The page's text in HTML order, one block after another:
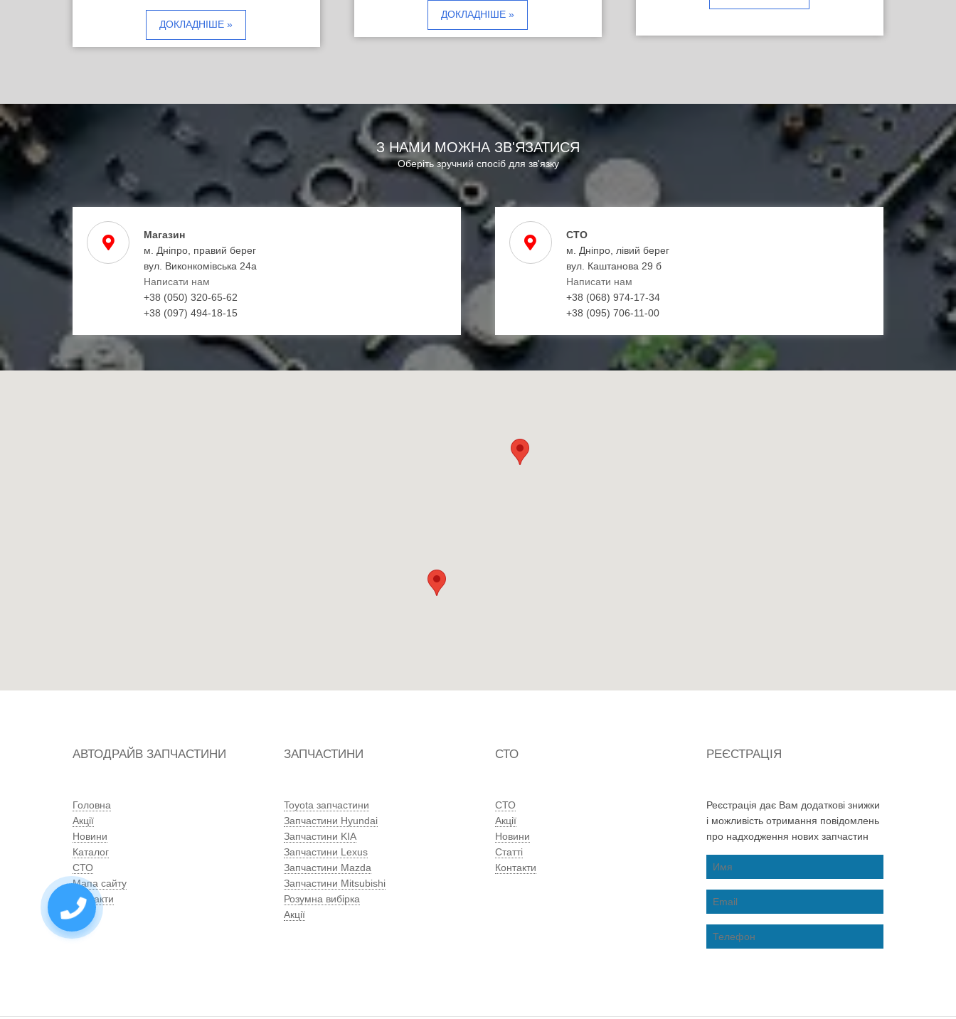
ДОКЛАДНІШЕ »
ДОКЛАДНІШЕ »
З НАМИ МОЖНА ЗВ'ЯЗАТИСЯ
Оберіть зручний спосіб для зв'язку
Магазин
м. Дніпро, правий берег
вул. Виконкомівська 24а
Написати нам
+38 (050) 320-65-62
+38 (097) 494-18-15
СТО
м. Дніпро, лівий берег
вул. Каштанова 29 б
Написати нам
+38 (068) 974-17-34
+38 (095) 706-11-00
АВТОДРАЙВ ЗАПЧАСТИНИ
Головна
Акції
Новини
Каталог
СТО
Мапа сайту
Контакти
ЗАПЧАСТИНИ
Toyota запчастини
Запчастини Hyundai
Запчастини KIA
Запчастини Lexus
Запчастини Mazda
Запчастини Mitsubishi
Розумна вибірка
Акції
СТО
СТО
Акції
Новини
Статті
Контакти
РЕЄСТРАЦІЯ
Реєстрація дає Вам додаткові знижки
і можливість отримання повідомлень
про надходження нових запчастин